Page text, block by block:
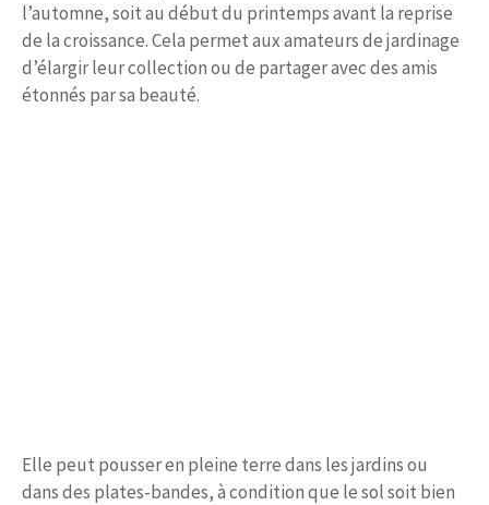
l’automne, soit au début du printemps avant la reprise
de la croissance. Cela permet aux amateurs de jardinage
d’élargir leur collection ou de partager avec des amis
étonnés par sa beauté.
Elle peut pousser en pleine terre dans les jardins ou
dans des plates-bandes, à condition que le sol soit bien